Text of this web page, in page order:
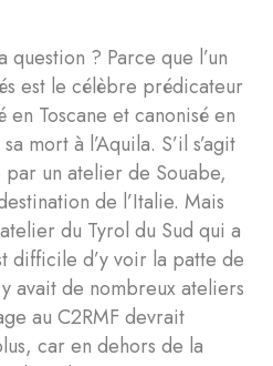
? Parce que l’un
est le célèbre prédicateur
Toscane et canonisé en
mort à l’Aquila. S’il s’agit
par un atelier de Souabe,
de l’Italie. Mais
du Tyrol du Sud qui a
difficile d’y voir la patte de
avait de nombreux ateliers
au C2RMF devrait
car en dehors de la